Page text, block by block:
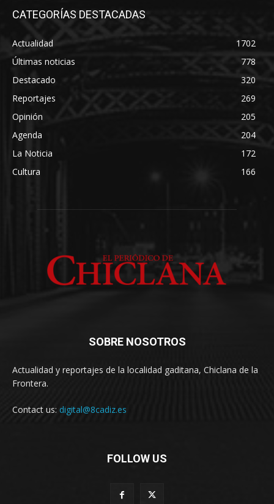
CATEGORÍAS DESTACADAS
Actualidad
1702
Últimas noticias
778
Destacado
320
Reportajes
269
Opinión
205
Agenda
204
La Noticia
172
Cultura
166
SOBRE NOSOTROS
Actualidad y reportajes de la localidad gaditana, Chiclana de la
Frontera.
Contact us: digital@8cadiz.es
FOLLOW US